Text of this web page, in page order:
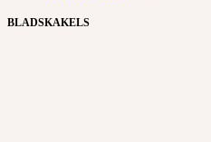
BLADSKAKELS